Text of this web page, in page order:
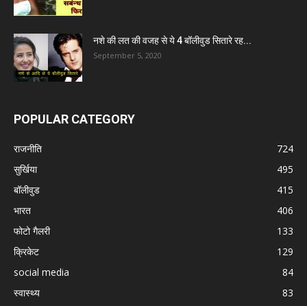
नशे की लत की वजह से ये 4 बॉलीवुड सितारे रह...
September 5, 2020
POPULAR CATEGORY
राजनीति
724
सुर्खिया
495
बॉलीवुड
415
भारत
406
फोटो गैलरी
133
क्रिकेट
129
social media
84
स्वास्थ्य
83